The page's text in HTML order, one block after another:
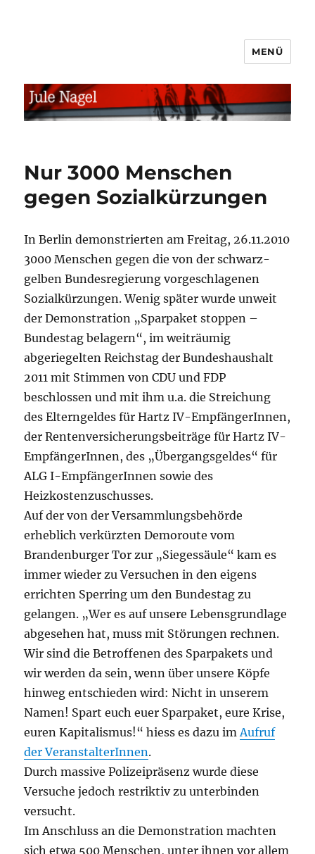
MENÜ
Nur 3000 Menschen
gegen Sozialkürzungen
In Berlin demonstrierten am Freitag, 26.11.2010
3000 Menschen gegen die von der schwarz-
gelben Bundesregierung vorgeschlagenen
Sozialkürzungen. Wenig später wurde unweit
der Demonstration „Sparpaket stoppen –
Bundestag belagern“, im weiträumig
abgeriegelten Reichstag der Bundeshaushalt
2011 mit Stimmen von CDU und FDP
beschlossenund mit ihm u.a. die Streichung
des Elterngeldes für Hartz IV-EmpfängerInnen,
der Rentenversicherungsbeiträge für Hartz IV-
EmpfängerInnen, des „Übergangsgeldes“ für
ALG I-EmpfängerInnen sowie des
Heizkostenzuschusses.
Auf der von der Versammlungsbehörde
erheblich verkürzten Demoroute vom
Brandenburger Tor zur „Siegessäule“ kam es
immer wieder zu Versuchen in den eigens
errichten Sperring um den Bundestag zu
gelangen. „Wer es auf unsere Lebensgrundlage
abgesehen hat, muss mit Störungen rechnen.
Wir sind die Betroffenen des Sparpakets und
wir werden da sein, wenn über unsere Köpfe
hinweg entschieden wird: Nicht in unserem
Namen! Spart euch euer Sparpaket, eure Krise,
euren Kapitalismus!“ hiess es dazu im Aufruf
der VeranstalterInnen.
Durch massive Polizeipräsenz wurde diese
Versuche jedoch restriktiv zu unterbinden
versucht.
Im Anschluss an die Demonstration machten
sich etwa 500 Menschen, unter ihnen vor allem